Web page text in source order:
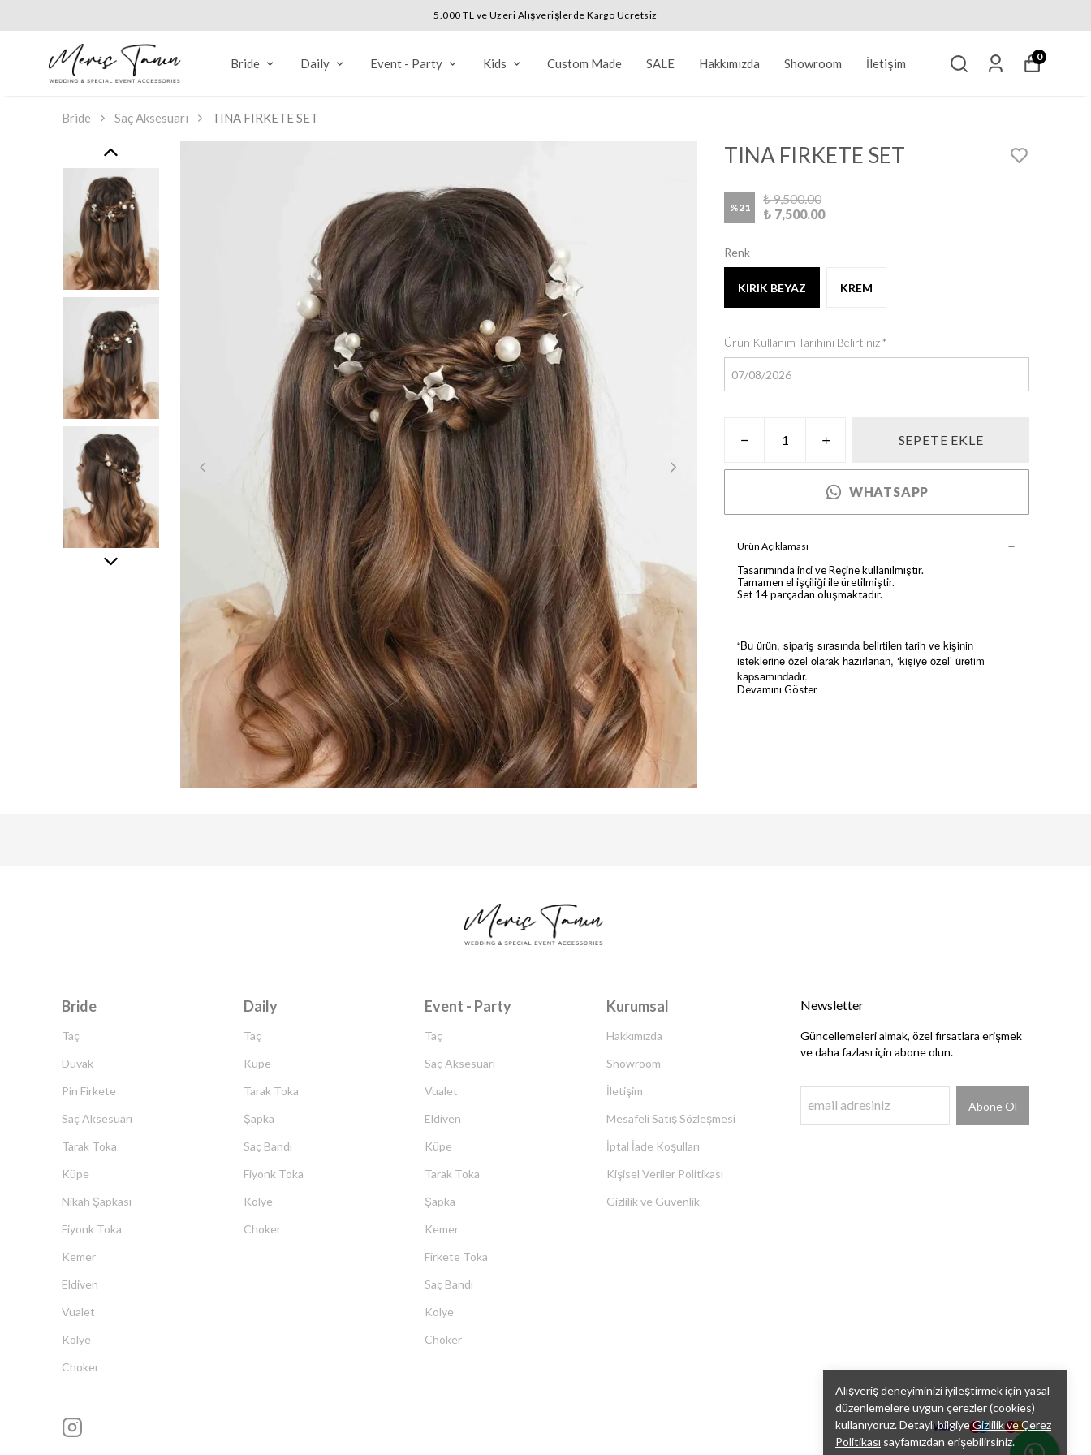
5.000 TL ve Üzeri Alışverişlerde Kargo Ücretsiz
Bride Daily Event - Party Kids Custom Made SALE Hakkımızda Showroom İletişim 0
Alışveriş deneyiminizi iyileştirmek için yasal
düzenlemelere uygun çerezler (cookies)
kullanıyoruz. Detaylı bilgiyeGizlilik ve Çerez
Politikası sayfamızdan erişebilirsiniz.
Bride Saç Aksesuarı TINA FIRKETE SET
TINA FIRKETE SET
%21
₺ 9,500.00
₺ 7,500.00
Renk
KIRIK BEYAZ KREM
Ürün Kullanım Tarihini Belirtiniz*
SEPETE EKLE
WHATSAPP
Ürün Açıklaması
Tasarımında inci ve Reçine kullanılmıştır.
Tamamen el işçiliği ile üretilmiştir.
Set 14 parçadan oluşmaktadır.
“Bu ürün, sipariş sırasında belirtilen tarih ve kişinin
isteklerine özel olarak hazırlanan, ‘kişiye özel’ üretim
kapsamındadır.
Devamını Göster
Bride
Taç
Duvak
Pin Firkete
Saç Aksesuarı
Tarak Toka
Küpe
Nikah Şapkası
Fiyonk Toka
Kemer
Eldiven
Vualet
Kolye
Choker
Daily
Taç
Küpe
Tarak Toka
Şapka
Saç Bandı
Fiyonk Toka
Kolye
Choker
Event - Party
Taç
Saç Aksesuarı
Vualet
Eldiven
Küpe
Tarak Toka
Şapka
Kemer
Firkete Toka
Saç Bandı
Kolye
Choker
Kurumsal
Hakkımızda
Showroom
İletişim
Mesafeli Satış Sözleşmesi
İptal İade Koşulları
Kişisel Veriler Politikası
Gizlilik ve Güvenlik
Newsletter
Güncellemeleri almak, özel fırsatlara erişmek
ve daha fazlası için abone olun.
Abone Ol